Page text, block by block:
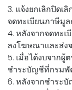
3. แจ้งยกเลิกปิด
จดทะเบียนภาษีมูล
4. หลังจากจดทะ
ลงโฆษณาและส่ง
5. เมื่อได้งบจากผู้
ชำระบัญชีที่กรม
6. หลังจากชำระบั